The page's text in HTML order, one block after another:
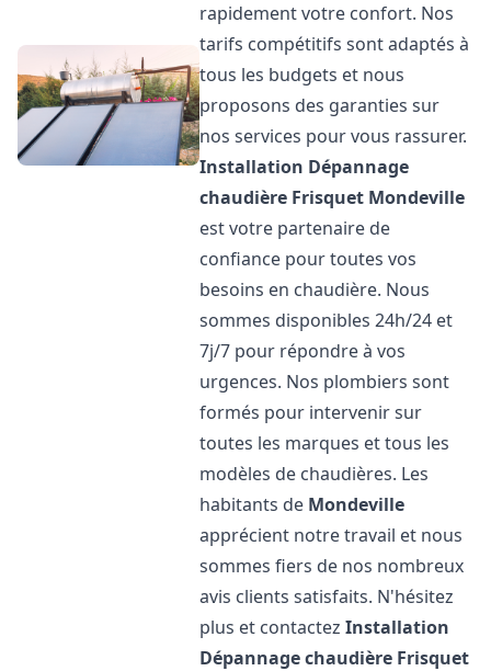
rapidement votre confort. Nos
tarifs compétitifs sont adaptés à
tous les budgets et nous
proposons des garanties sur
nos services pour vous rassurer.
Installation Dépannage
chaudière Frisquet Mondeville
est votre partenaire de
confiance pour toutes vos
besoins en chaudière. Nous
sommes disponibles 24h/24 et
7j/7 pour répondre à vos
urgences. Nos plombiers sont
formés pour intervenir sur
toutes les marques et tous les
modèles de chaudières. Les
habitants de Mondeville
apprécient notre travail et nous
sommes fiers de nos nombreux
avis clients satisfaits. N'hésitez
plus et contactezInstallation
Dépannage chaudière Frisquet